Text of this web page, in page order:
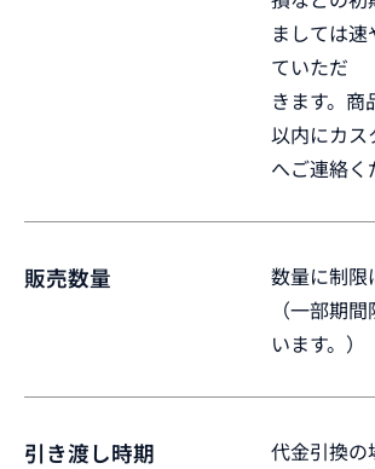
ましては
ていただ
きます。商
以内にカス
へご連絡く
販売数量
数量に制限
（一部期
います。）
引き渡し時期
代金引換の